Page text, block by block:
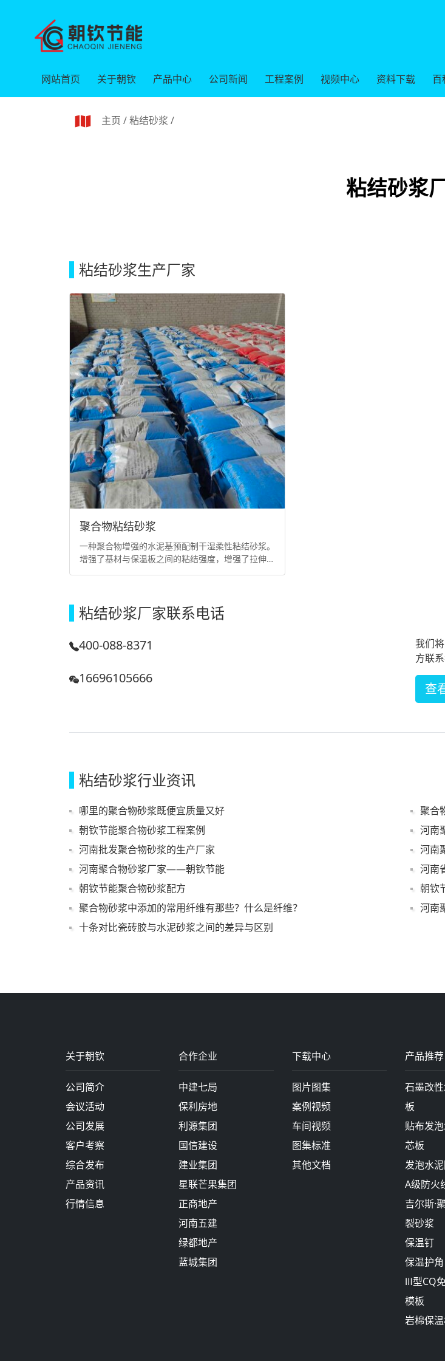
网站首页 关于朝钦 产品中心 公司新闻 工程案例 视频中心 资料下载 百
主页 /粘结砂浆 /
粘结砂浆
粘结砂浆生产厂家
聚合物粘结砂浆
一种聚合物增强的水泥基预配制干湿柔性粘结砂浆。
增强了基材与保温板之间的粘结强度，增强了拉伸强
粘结砂浆厂家联系电话
400-088-8371
16696105666
我们
方联
查
粘结砂浆行业资讯
哪里的聚合物砂浆既便宜质量又好
聚合
朝钦节能聚合物砂浆工程案例
河南
河南批发聚合物砂浆的生产厂家
河南
河南聚合物砂浆厂家——朝钦节能
河南
朝钦节能聚合物砂浆配方
朝钦
聚合物砂浆中添加的常用纤维有那些？什么是纤维？
河南
十条对比瓷砖胶与水泥砂浆之间的差异与区别
关于朝钦
公司简介
会议活动
公司发展
客户考察
综合发布
产品资讯
行情信息
合作企业
中建七局
保利房地
利源集团
国信建设
建业集团
星联芒果集团
正商地产
河南五建
绿都地产
蓝城集团
下载中心
图片图集
案例视频
车间视频
图集标准
其他文档
产品推荐
石墨改
板
贴布发
芯板
发泡水
A级防火
吉尔斯·
裂砂浆
保温钉
保温护角
Ⅲ型CQ
模板
岩棉保